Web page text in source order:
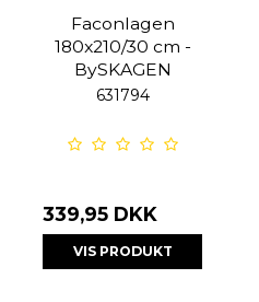
Faconlagen
180x210/30 cm -
BySKAGEN
631794
339,95 DKK
VIS PRODUKT